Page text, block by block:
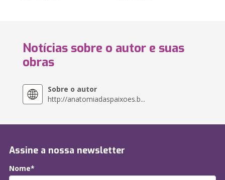
Notícias sobre o autor e suas
obras
Sobre o autor
http://anatomiadaspaixoes.b...
Assine a nossa newsletter
Nome*